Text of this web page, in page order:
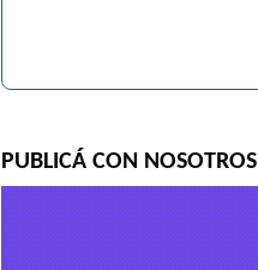
PUBLICÁ CON NOSOTROS